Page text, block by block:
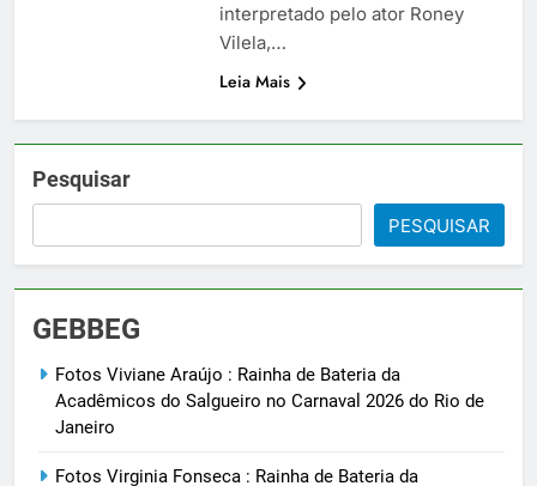
interpretado pelo ator Roney
Vilela,…
Leia Mais
Pesquisar
PESQUISAR
GEBBEG
Fotos Viviane Araújo : Rainha de Bateria da
Acadêmicos do Salgueiro no Carnaval 2026 do Rio de
Janeiro
Fotos Virginia Fonseca : Rainha de Bateria da